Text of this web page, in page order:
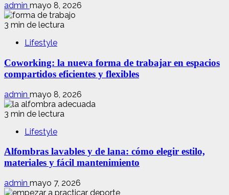
admin mayo 8, 2026
3 min de lectura
Lifestyle
Coworking: la nueva forma de trabajar en espacios
compartidos eficientes y flexibles
admin mayo 8, 2026
3 min de lectura
Lifestyle
Alfombras lavables y de lana: cómo elegir estilo,
materiales y fácil mantenimiento
admin mayo 7, 2026